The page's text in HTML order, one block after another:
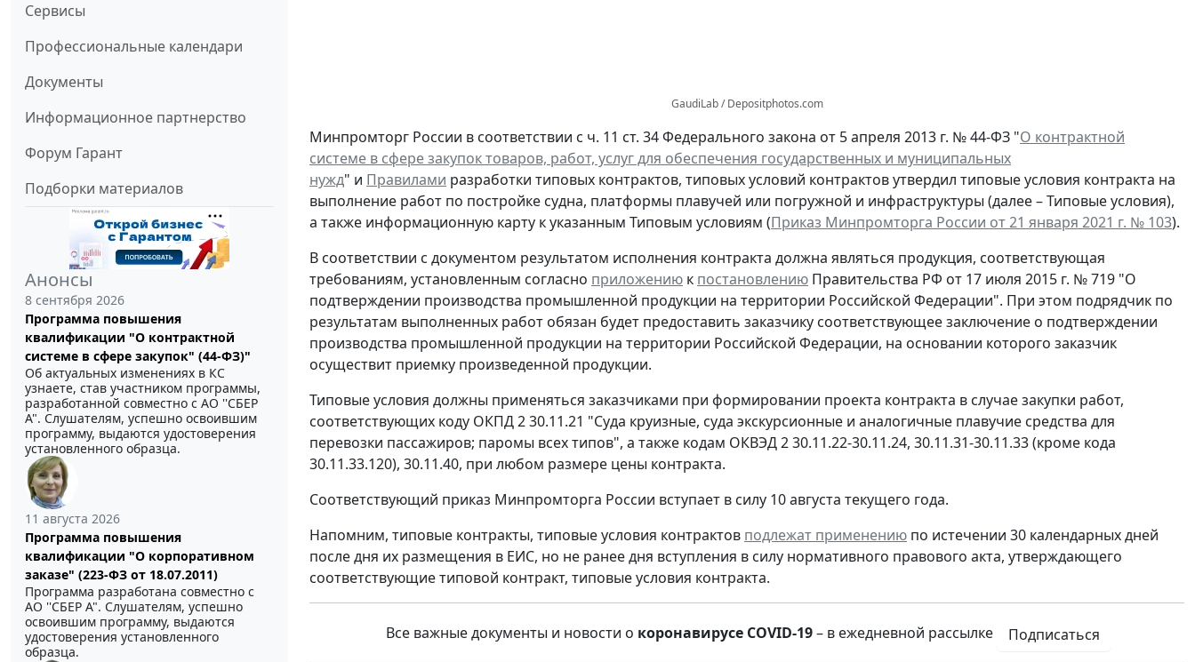
Сервисы
Профессиональные календари
Документы
Информационное партнерство
Форум Гарант
Подборки материалов
Анонсы
8 сентября 2026
Программа повышения
квалификации "О контрактной
системе в сфере закупок" (44-ФЗ)"
Об актуальных изменениях в КС
узнаете, став участником программы,
разработанной совместно с АО ''СБЕР
А". Слушателям, успешно освоившим
программу, выдаются удостоверения
установленного образца.
11 августа 2026
Программа повышения
квалификации "О корпоративном
заказе" (223-ФЗ от 18.07.2011)
Программа разработана совместно с
АО ''СБЕР А". Слушателям, успешно
освоившим программу, выдаются
удостоверения установленного
образца.
GaudiLab / Depositphotos.com
Минпромторг России в соответствии с ч. 11 ст. 34 Федерального закона от 5 апреля 2013 г. № 44-ФЗ "О контрактной
системе в сфере закупок товаров, работ, услуг для обеспечения государственных и муниципальных
нужд" и Правилами разработки типовых контрактов, типовых условий контрактов утвердил типовые условия контракта на
выполнение работ по постройке судна, платформы плавучей или погружной и инфраструктуры (далее – Типовые условия),
а также информационную карту к указанным Типовым условиям (Приказ Минпромторга России от 21 января 2021 г. № 103).
В соответствии с документом результатом исполнения контракта должна являться продукция, соответствующая
требованиям, установленным согласно приложению к постановлению Правительства РФ от 17 июля 2015 г. № 719 "О
подтверждении производства промышленной продукции на территории Российской Федерации". При этом подрядчик по
результатам выполненных работ обязан будет предоставить заказчику соответствующее заключение о подтверждении
производства промышленной продукции на территории Российской Федерации, на основании которого заказчик
осуществит приемку произведенной продукции.
Типовые условия должны применяться заказчиками при формировании проекта контракта в случае закупки работ,
соответствующих коду ОКПД 2 30.11.21 "Суда круизные, суда экскурсионные и аналогичные плавучие средства для
перевозки пассажиров; паромы всех типов", а также кодам ОКВЭД 2 30.11.22-30.11.24, 30.11.31-30.11.33 (кроме кода
30.11.33.120), 30.11.40, при любом размере цены контракта.
Соответствующий приказ Минпромторга России вступает в силу 10 августа текущего года.
Напомним, типовые контракты, типовые условия контрактов подлежат применению по истечении 30 календарных дней
после дня их размещения в ЕИС, но не ранее дня вступления в силу нормативного правового акта, утверждающего
соответствующие типовой контракт, типовые условия контракта.
Все важные документы и новости о коронавирусе COVID-19– в ежедневной рассылке Подписаться